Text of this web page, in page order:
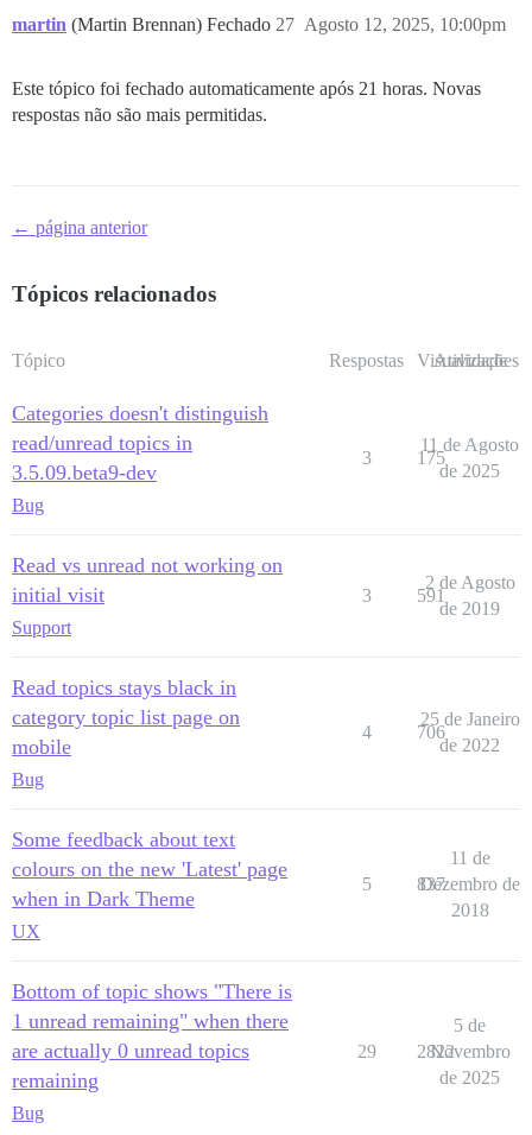
martin (Martin Brennan) Fechado Agosto 12, 2025, 10:00pm
27
Este tópico foi fechado automaticamente após 21 horas. Novas
respostas não são mais permitidas.
← página anterior
Tópicos relacionados
Tópico Respostas Visualizações
Atividade
Categories doesn't distinguish
read/unread topics in
3.5.09.beta9-dev
Bug
3 175
11 de Agosto
de 2025
Read vs unread not working on
initial visit
Support
3 591
2 de Agosto
de 2019
Read topics stays black in
category topic list page on
mobile
Bug
4 706
25 de Janeiro
de 2022
Some feedback about text
colours on the new 'Latest' page
when in Dark Theme
UX
5 837
11 de
Dezembro de
2018
Bottom of topic shows "There is
1 unread remaining" when there
are actually 0 unread topics
remaining
Bug
29 2822
5 de
Novembro
de 2025